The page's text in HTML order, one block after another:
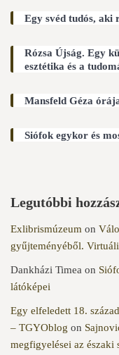
Egy svéd tudós, aki
Rózsa Újság. Egy
esztétika és a
Mansfeld Géza
Siófok egykor és
Legutóbbi
Exlibrismúzeum on
gyűjteményéből.
Dankházi Timea on
látóképei
Egy elfeledett 18.
– TGYOblog on
megfigyelései az északi